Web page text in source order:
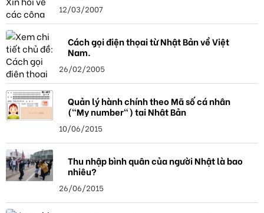
12/03/2007
Cách gọi điện thọai từ Nhật Bản về Việt
Nam.
26/02/2005
Quản lý hành chính theo Mã số cá nhân
("My number") tại Nhật Bản
10/06/2015
Thu nhập bình quân của người Nhật là bao
nhiêu?
26/06/2015